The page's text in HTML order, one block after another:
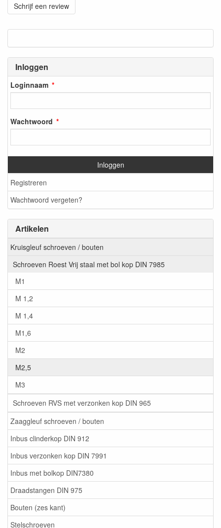
Inloggen
Loginnaam
Wachtwoord
Inloggen
Registreren
Wachtwoord vergeten?
Artikelen
Kruisgleuf schroeven / bouten
Schroeven Roest Vrij staal met bol kop DIN 7985
M1
M 1,2
M 1,4
M1,6
M2
M2,5
M3
Schroeven RVS met verzonken kop DIN 965
Zaaggleuf schroeven / bouten
Inbus clinderkop DIN 912
Inbus verzonken kop DIN 7991
Inbus met bolkop DIN7380
Draadstangen DIN 975
Bouten (zes kant)
Stelschroeven
Schrijf een review